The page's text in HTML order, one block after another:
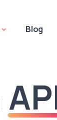
Blog